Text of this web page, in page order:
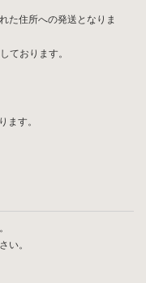
た住所への発送となりま
ております。
ます。
い。